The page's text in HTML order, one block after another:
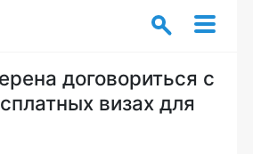
договориться с
визах для